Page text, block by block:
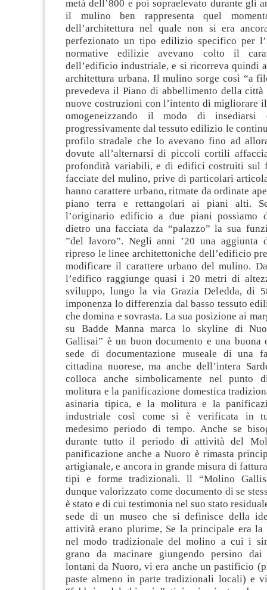
metà dell’800 e poi sopraelevato durante gli
il mulino ben rappresenta quel
dell’architettura nel quale non si era
perfezionato un tipo edilizio specifico per
normative edilizie avevano colto il
dell’edificio industriale, e si ricorreva quindi
architettura urbana. Il mulino sorge così “a
prevedeva il Piano di abbellimento della
nuove costruzioni con l’intento di migliorare
omogeneizzando il modo di insediarsi
progressivamente dal tessuto edilizio le
profilo stradale che lo avevano fino ad
dovute all’alternarsi di piccoli cortili
profondità variabili, e di edifici costruiti sul
facciate del mulino, prive di particolari
hanno carattere urbano, ritmate da ordinate
piano terra e rettangolari ai piani alti.
l’originario edificio a due piani possiamo
dietro una facciata da “palazzo” la sua
”del lavoro”. Negli anni ’20 una
ripreso le linee architettoniche dell’edificio
modificare il carattere urbano del mulino.
l’edifico raggiunge quasi i 20 metri di
sviluppo, lungo la via Grazia Deledda, di
imponenza lo differenzia dal basso tessuto
che domina e sovrasta. La sua posizione ai
su Badde Manna marca lo skyline di
Gallisai” è un buon documento e una buona
sede di documentazione museale di una
cittadina nuorese, ma anche dell’intera
colloca anche simbolicamente nel punto
molitura e la panificazione domestica
asinaria tipica, e la molitura e la
industriale così come si è verificata in
medesimo periodo di tempo. Anche se
durante tutto il periodo di attività del
panificazione anche a Nuoro è rimasta
artigianale, e ancora in grande misura di
tipi e forme tradizionali. ll “Molino
dunque valorizzato come documento di se
è stato e di cui testimonia nel suo stato
sede di un museo che si definisce della
attività erano plurime, Se la principale era la
nel modo tradizionale del molino a cui i
grano da macinare giungendo persino
lontani da Nuoro, vi era anche un pastificio
paste almeno in parte tradizionali locali) e